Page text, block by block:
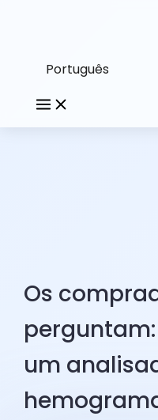
Português
Os
um